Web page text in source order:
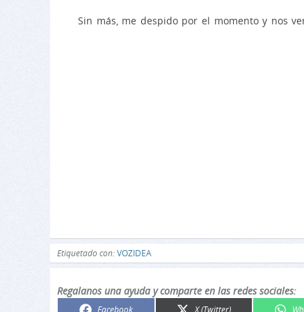
Sin más, me despido por el momento y nos
Etiquetado con:VOZIDEA
Regalanos una ayuda y comparte en las redes sociales:
Compartir
Facebook Compartir
X (Twitter)